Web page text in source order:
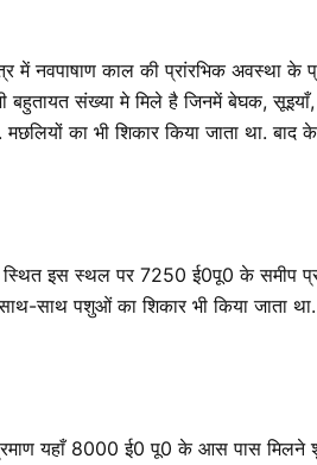
में नवपाषाण काल की प्रांरभिक
बहुतायत संख्या मे मिले है जिनमें बेघक,
का भी शिकार किया जाता था.
में स्थित इस स्थल पर 7250 ई0पू0 के समीप
साथ पशुओं का शिकार भी किया जाता था.
यहाँ 8000 ई0 पू0 के आस पास